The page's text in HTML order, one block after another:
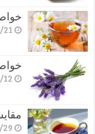
21
12
29